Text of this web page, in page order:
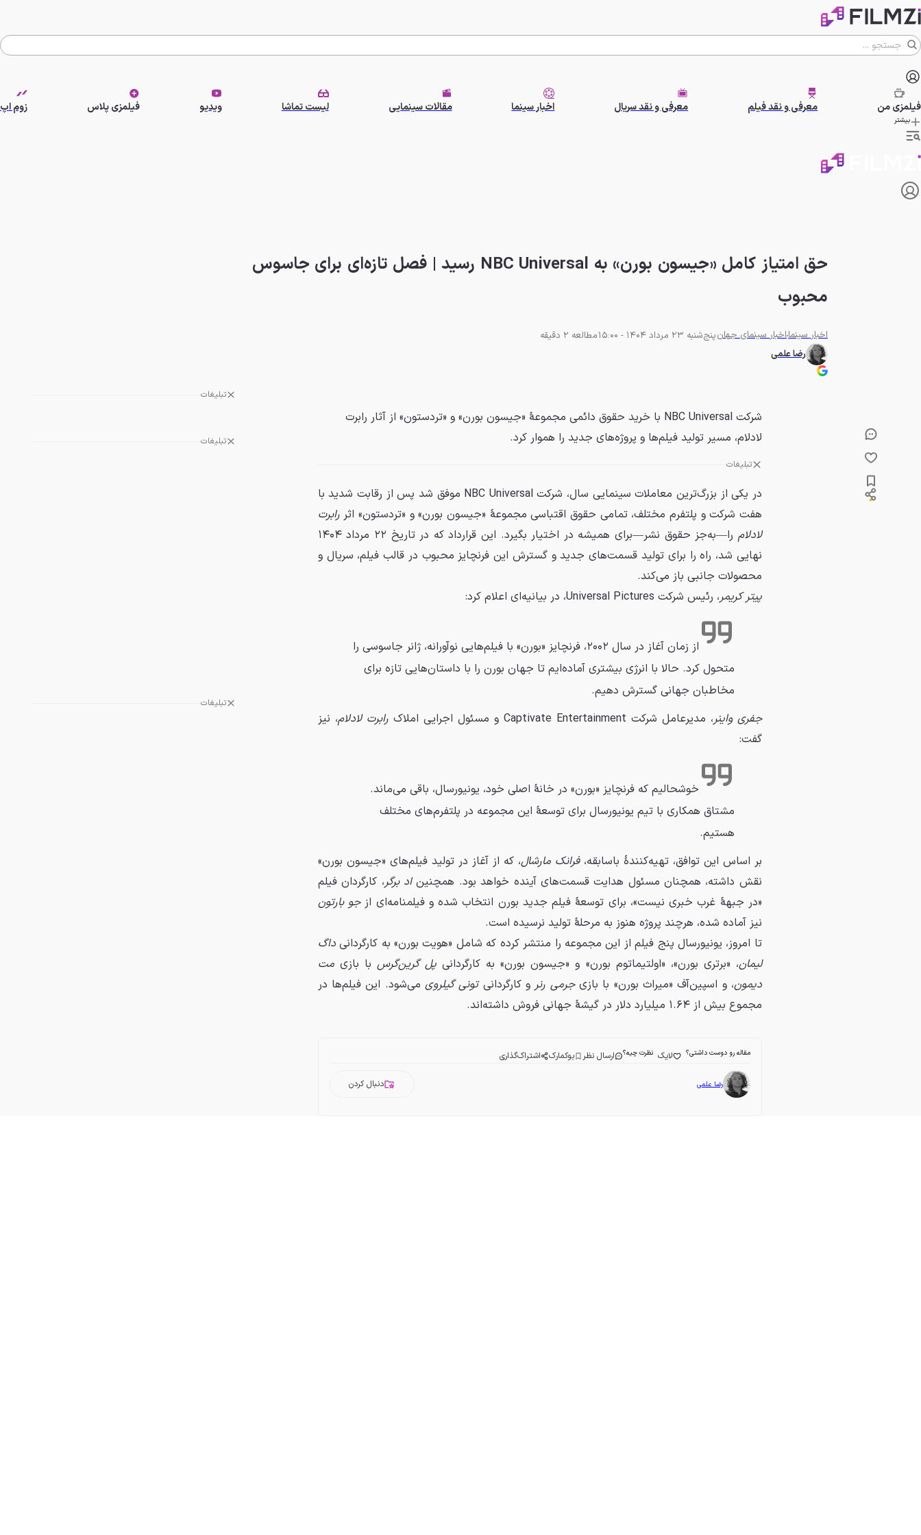
فیلمزیمن معرفی و نقد فیلم معرفی و نقد سریال اخبار سینما مقالات سینمایی لیست تماشا ویدیو فیلمزی پلاس زوم اپ
بیشتر
حق امتیاز کامل «جیسون بورن» به NBC Universal رسید | فصل تازه‌ای برای جاسوس
محبوب
اخبار سینمااخبار سینمای جهانپنج‌شنبه 23 مرداد 1404 - 15:00
مطالعه 2 دقیقه
رضا علمی
تبلیغات
تبلیغات
تبلیغات
شرکت NBC Universal با خرید حقوق دائمی مجموعهٔ «جیسون بورن» و «تردستون» از آثار رابرت
لادلام، مسیر تولید فیلم‌ها و پروژه‌های جدید را هموار کرد.
تبلیغات
در یکی از بزرگ‌ترین معاملات سینمایی سال، شرکت NBC Universal موفق شد پس از رقابت شدید با
هفت شرکت و پلتفرم مختلف، تمامی حقوق اقتباسی مجموعهٔ «جیسون بورن» و «تردستون» اثررابرت
لادلام
را—به‌جز حقوق نشر—برای همیشه در اختیار بگیرد. این قرارداد که در تاریخ ۲۲ مرداد ۱۴۰۴
نهایی شد، راه را برای تولید قسمت‌های جدید و گسترش این فرنچایز محبوب در قالب فیلم، سریال و
محصولات جانبی باز می‌کند.
پیتر کریمر، رئیس شرکت Universal Pictures، در بیانیه‌ای اعلام کرد:
از زمان آغاز در سال ۲۰۰۲، فرنچایز «بورن» با فیلم‌هایی نوآورانه، ژانر جاسوسی را
متحول کرد. حالا با انرژی بیشتری آماده‌ایم تا جهان بورن را با داستان‌هایی تازه برای
مخاطبان جهانی گسترش دهیم.
جفری واینر، مدیرعامل شرکت Captivate Entertainment و مسئول اجرایی املاک رابرت لادلام، نیز
گفت:
خوشحالیم که فرنچایز «بورن» در خانهٔ اصلی خود، یونیورسال، باقی می‌ماند.
مشتاق همکاری با تیم یونیورسال برای توسعهٔ این مجموعه در پلتفرم‌های مختلف
هستیم.
بر اساس این توافق، تهیه‌کنندهٔ باسابقه،فرانک مارشال، که از آغاز در تولید فیلم‌های «جیسون بورن»
نقش داشته، همچنان مسئول هدایت قسمت‌های آینده خواهد بود. همچنیناد برگر، کارگردان فیلم
«در جبههٔ غرب خبری نیست»، برای توسعهٔ فیلم جدید بورن انتخاب شده و فیلمنامه‌ای ازجو بارتون
نیز آماده شده، هرچند پروژه هنوز به مرحلهٔ تولید نرسیده است.
تا امروز، یونیورسال پنج فیلم از این مجموعه را منتشر کرده که شامل «هویت بورن» به کارگردانیداگ
لیمان، «برتری بورن»، «اولتیماتوم بورن» و «جیسون بورن» به کارگردانی پل گرین‌گرسبا بازیمت
دیمون، و اسپین‌آف «میراث بورن» با بازیجرمی رنرو کارگردانیتونی گیلرویمی‌شود. این فیلم‌ها در
مجموع بیش از ۱.۶۴ میلیارد دلار در گیشهٔ جهانی فروش داشته‌اند.
مقاله رو دوست داشتی؟ لایک نظرت چیه؟ ارسال نظر بوکمارک اشتراک‌گذاری
رضا علمی دنبال کردن